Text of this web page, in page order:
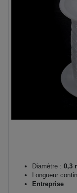
Diamètre : 0,3
Longueur
Entreprise